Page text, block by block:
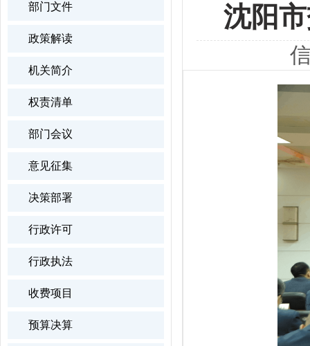
部门文件
政策解读
机关简介
权责清单
部门会议
意见征集
决策部署
行政许可
行政执法
收费项目
预算决算
沈阳